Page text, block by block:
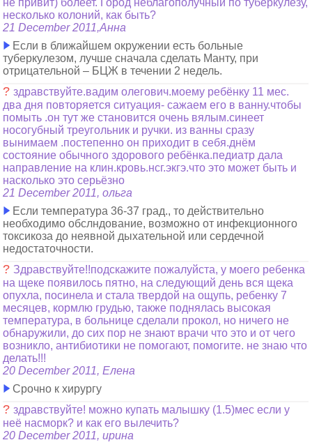
не привит) болеет. Город неблагополучный по туберкулезу,
несколько колоний, как быть?
21 December 2011,Анна
Если в ближайшем окружении есть больные
туберкулезом, лучше сначала сделать Манту, при
отрицательной – БЦЖ в течении 2 недель.
?здравствуйте.вадим олегович.моему ребёнку 11 мес.
два дня повторяется ситуация- сажаем его в ванну.чтобы
помыть .он тут же становится очень вялым.синеет
носогубный треугольник и ручки. из ванны сразу
вынимаем .постепенно он приходит в себя.днём
состояние обычного здорового ребёнка.педиатр дала
направление на клин.кровь.нсг.экгэ.что это может быть и
насколько это серьёзно
21 December 2011, ольга
Если температура 36-37 град., то действительно
необходимо обслндование, возможно от инфекционного
токсикоза до неявной дыхательной или сердечной
недостаточности.
? Здравствуйте!!подскажите пожалуйста, у моего ребенка
на щеке появилось пятно, на следующий день вся щека
опухла, посинела и стала твердой на ощупь, ребенку 7
месяцев, кормлю грудью, также поднялась высокая
температура, в больнице сделали прокол, но ничего не
обнаружили, до сих пор не знают врачи что это и от чего
возникло, антибиотики не помогают, помогите. не знаю что
делать!!!
20 December 2011, Елена
Срочно к хирургу
?здравствуйте! можно купать малышку (1.5)мес если у
неё насморк? и как его вылечить?
20 December 2011, ирина